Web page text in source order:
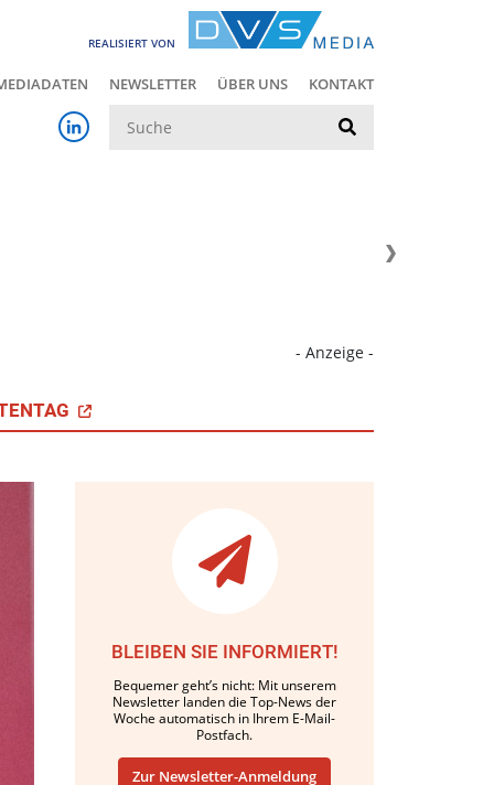
REALISIERT VON
NEWSLETTER ÜBER UNS KONTAKT
- Anzeige -
BLEIBEN SIE INFORMIERT!
Bequemer geht’s nicht: Mit unserem
Newsletter landen die Top-News der
Woche automatisch in Ihrem E-Mail-
Postfach.
Zur Newsletter-Anmeldung